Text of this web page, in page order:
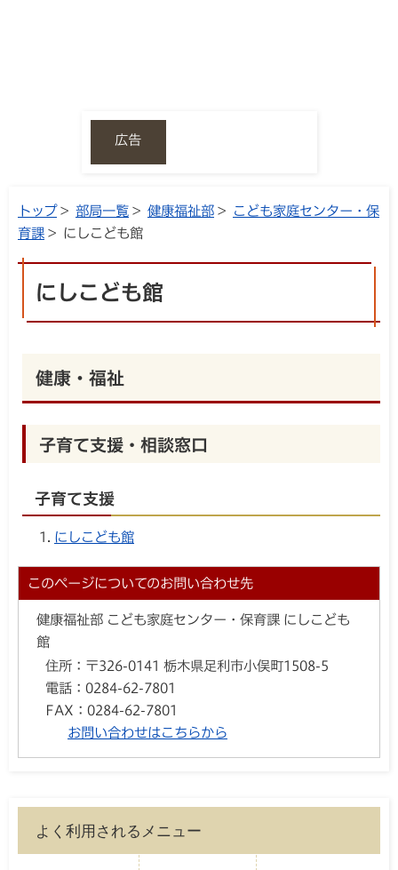
広告
トップ> 部局一覧 > 健康福祉部 >
こども家庭センター・保
育課 > にしこども館
にしこども館
健康・福祉
子育て支援・相談窓口
子育て支援
にしこども館
このページについてのお問い合わせ先
健康福祉部 こども家庭センター・保育課 にしこども
館
住所： 〒326-0141 栃木県足利市小俣町1508-5
電話： 0284-62-7801
FAX： 0284-62-7801
お問い合わせはこちらから
よく利用されるメニュー